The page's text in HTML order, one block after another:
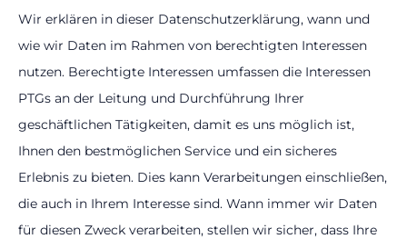
Wir erklären in dieser Datenschutzerklärung, wann und
wie wir Daten im Rahmen von berechtigten Interessen
nutzen. Berechtigte Interessen umfassen die Interessen
PTGs an der Leitung und Durchführung Ihrer
geschäftlichen Tätigkeiten, damit es uns möglich ist,
Ihnen den bestmöglichen Service und ein sicheres
Erlebnis zu bieten. Dies kann Verarbeitungen einschließen,
die auch in Ihrem Interesse sind. Wann immer wir Daten
für diesen Zweck verarbeiten, stellen wir sicher, dass Ihre